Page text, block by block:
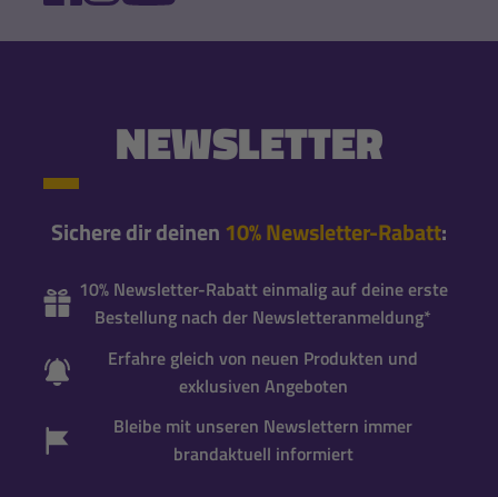
NEWSLETTER
Sichere dir deinen 10% Newsletter-Rabatt:
10% Newsletter-Rabatt einmalig auf deine erste
Bestellung nach der Newsletteranmeldung*
Erfahre gleich von neuen Produkten und
exklusiven Angeboten
Bleibe mit unseren Newslettern immer
brandaktuell informiert